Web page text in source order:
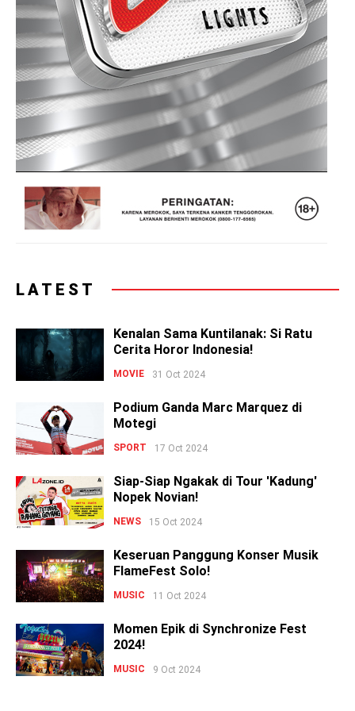
LATEST
Kenalan Sama Kuntilanak: Si Ratu
Cerita Horor Indonesia!
MOVIE 31 Oct 2024
Podium Ganda Marc Marquez di
Motegi
SPORT 17 Oct 2024
Siap-Siap Ngakak di Tour 'Kadung'
Nopek Novian!
NEWS 15 Oct 2024
Keseruan Panggung Konser Musik
FlameFest Solo!
MUSIC 11 Oct 2024
Momen Epik di Synchronize Fest
2024!
MUSIC 9 Oct 2024